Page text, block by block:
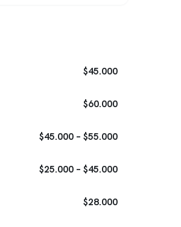
$45.000
$60.000
$45.000 – $55.000
$25.000 – $45.000
$28.000